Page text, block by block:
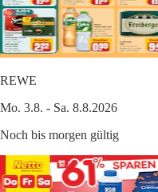
REWE
Mo. 3.8. - Sa. 8.8.2026
Noch bis morgen gültig